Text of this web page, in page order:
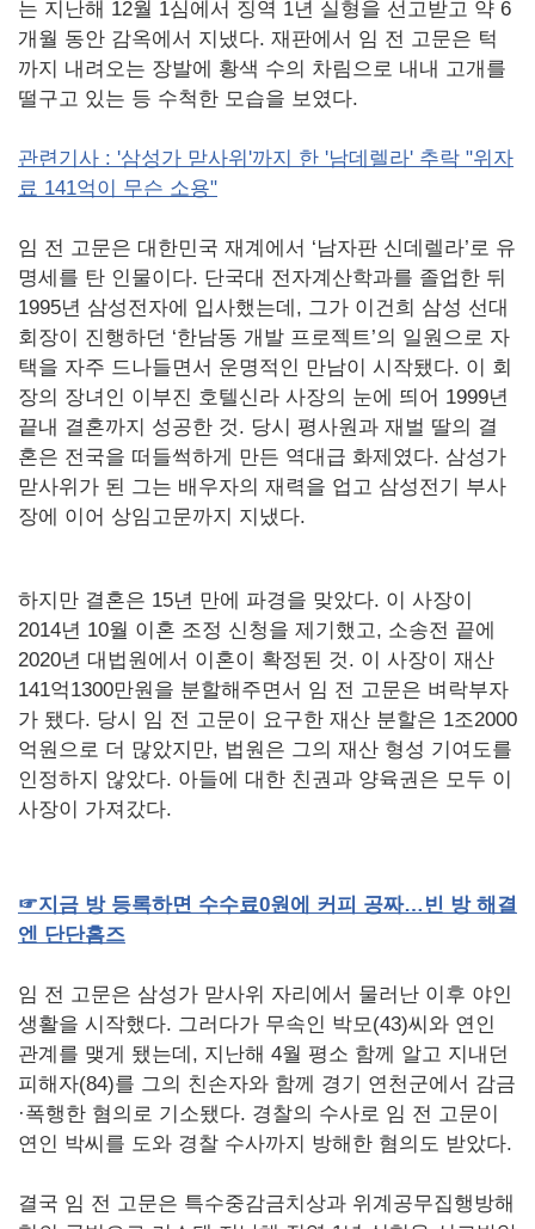
는 지난해 12월 1심에서 징역 1년 실형을 선고받고 약 6
개월 동안 감옥에서 지냈다. 재판에서 임 전 고문은 턱
까지 내려오는 장발에 황색 수의 차림으로 내내 고개를
떨구고 있는 등 수척한 모습을 보였다.
관련기사 : '삼성가 맏사위'까지 한 '남데렐라' 추락 "위자
료 141억이 무슨 소용"
임 전 고문은 대한민국 재계에서 ‘남자판 신데렐라’로 유
명세를 탄 인물이다. 단국대 전자계산학과를 졸업한 뒤
1995년 삼성전자에 입사했는데, 그가 이건희 삼성 선대
회장이 진행하던 ‘한남동 개발 프로젝트’의 일원으로 자
택을 자주 드나들면서 운명적인 만남이 시작됐다. 이 회
장의 장녀인 이부진 호텔신라 사장의 눈에 띄어 1999년
끝내 결혼까지 성공한 것. 당시 평사원과 재벌 딸의 결
혼은 전국을 떠들썩하게 만든 역대급 화제였다. 삼성가
맏사위가 된 그는 배우자의 재력을 업고 삼성전기 부사
장에 이어 상임고문까지 지냈다.
하지만 결혼은 15년 만에 파경을 맞았다. 이 사장이
2014년 10월 이혼 조정 신청을 제기했고, 소송전 끝에
2020년 대법원에서 이혼이 확정된 것. 이 사장이 재산
141억1300만원을 분할해주면서 임 전 고문은 벼락부자
가 됐다. 당시 임 전 고문이 요구한 재산 분할은 1조2000
억원으로 더 많았지만, 법원은 그의 재산 형성 기여도를
인정하지 않았다. 아들에 대한 친권과 양육권은 모두 이
사장이 가져갔다.
☞지금 방 등록하면 수수료0원에 커피 공짜…빈 방 해결
엔 단단홈즈
임 전 고문은 삼성가 맏사위 자리에서 물러난 이후 야인
생활을 시작했다. 그러다가 무속인 박모(43)씨와 연인
관계를 맺게 됐는데, 지난해 4월 평소 함께 알고 지내던
피해자(84)를 그의 친손자와 함께 경기 연천군에서 감금
·폭행한 혐의로 기소됐다. 경찰의 수사로 임 전 고문이
연인 박씨를 도와 경찰 수사까지 방해한 혐의도 받았다.
결국 임 전 고문은 특수중감금치상과 위계공무집행방해